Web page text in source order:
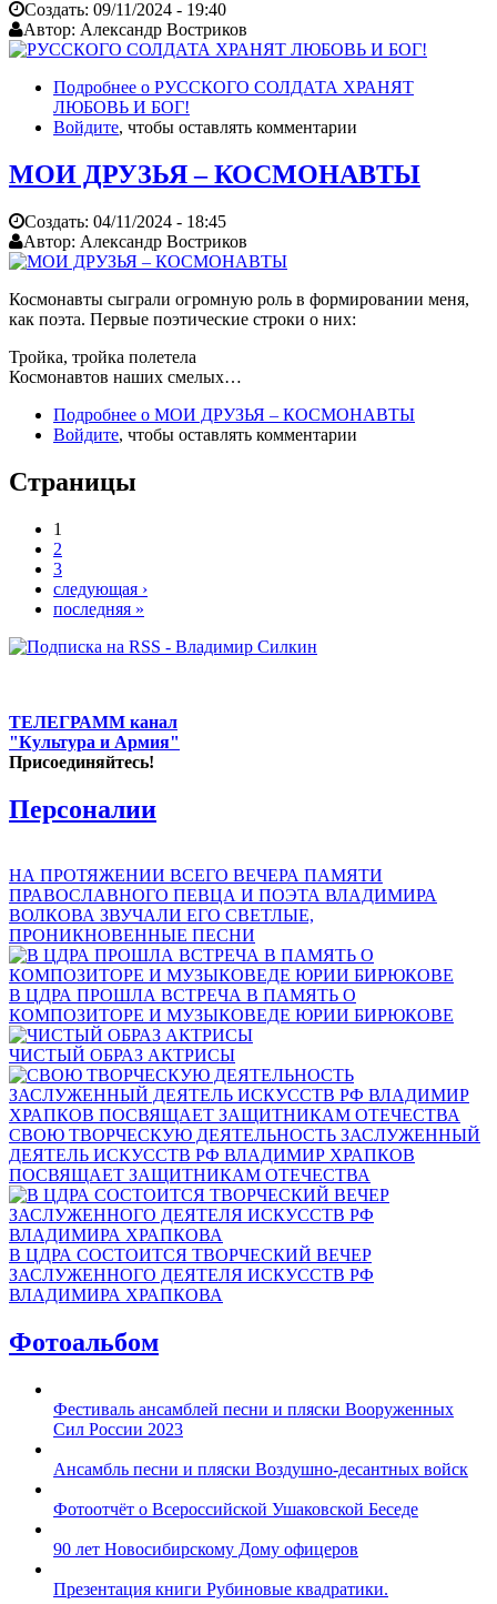
Создать: 09/11/2024 - 19:40
Автор: Александр Востриков
Подробнее о РУССКОГО СОЛДАТА ХРАНЯТ
ЛЮБОВЬ И БОГ!
Войдите, чтобы оставлять комментарии
МОИ ДРУЗЬЯ – КОСМОНАВТЫ
Создать: 04/11/2024 - 18:45
Автор: Александр Востриков
Космонавты сыграли огромную роль в формировании меня,
как поэта. Первые поэтические строки о них:
Тройка, тройка полетела
Космонавтов наших смелых…
Подробнее о МОИ ДРУЗЬЯ – КОСМОНАВТЫ
Войдите, чтобы оставлять комментарии
Страницы
1
2
3
следующая ›
последняя »
ТЕЛЕГРАММ канал
"Культура и Армия"
Присоединяйтесь!
Персоналии
НА ПРОТЯЖЕНИИ ВСЕГО ВЕЧЕРА ПАМЯТИ
ПРАВОСЛАВНОГО ПЕВЦА И ПОЭТА ВЛАДИМИРА
ВОЛКОВА ЗВУЧАЛИ ЕГО СВЕТЛЫЕ,
ПРОНИКНОВЕННЫЕ ПЕСНИ
В ЦДРА ПРОШЛА ВСТРЕЧА В ПАМЯТЬ О
КОМПОЗИТОРЕ И МУЗЫКОВЕДЕ ЮРИИ БИРЮКОВЕ
ЧИСТЫЙ ОБРАЗ АКТРИСЫ
СВОЮ ТВОРЧЕСКУЮ ДЕЯТЕЛЬНОСТЬ ЗАСЛУЖЕННЫЙ
ДЕЯТЕЛЬ ИСКУССТВ РФ ВЛАДИМИР ХРАПКОВ
ПОСВЯЩАЕТ ЗАЩИТНИКАМ ОТЕЧЕСТВА
В ЦДРА СОСТОИТСЯ ТВОРЧЕСКИЙ ВЕЧЕР
ЗАСЛУЖЕННОГО ДЕЯТЕЛЯ ИСКУССТВ РФ
ВЛАДИМИРА ХРАПКОВА
Фотоальбом
Фестиваль ансамблей песни и пляски Вооруженных
Сил России 2023
Ансамбль песни и пляски Воздушно-десантных войск
Фотоотчёт о Всероссийской Ушаковской Беседе
90 лет Новосибирскому Дому офицеров
Презентация книги Рубиновые квадратики.